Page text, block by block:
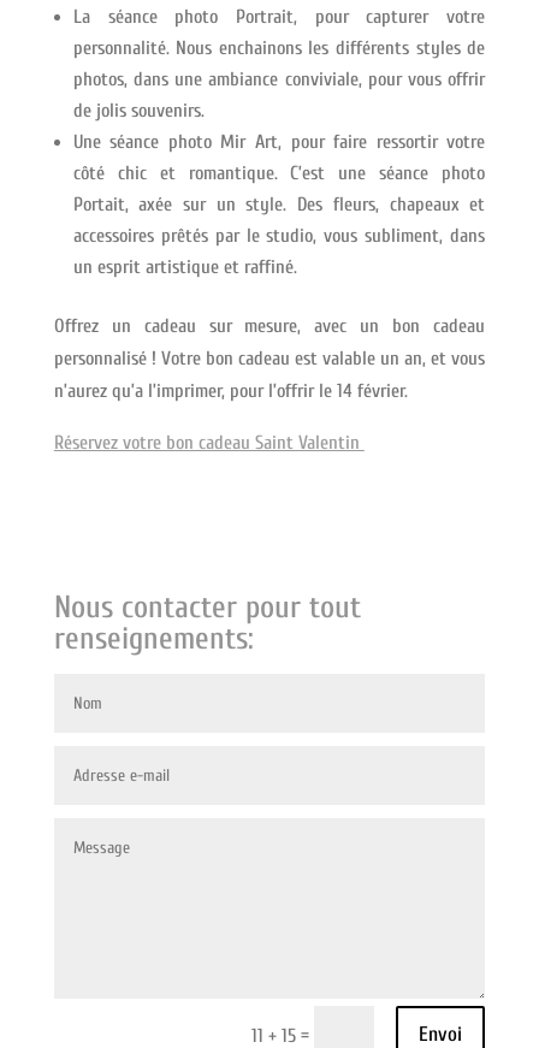
La séance photo Portrait, pour capturer votre
personnalité. Nous enchainons les différents styles de
photos, dans une ambiance conviviale, pour vous offrir
de jolis souvenirs.
Une séance photo Mir Art, pour faire ressortir votre
côté chic et romantique. C’est une séance photo
Portait, axée sur un style. Des fleurs, chapeaux et
accessoires prêtés par le studio, vous subliment, dans
un esprit artistique et raffiné.
Offrez un cadeau sur mesure, avec un bon cadeau
personnalisé ! Votre bon cadeau est valable un an, et vous
n’aurez qu’a l’imprimer, pour l’offrir le 14 février.
Réservez votre bon cadeau Saint Valentin
Nous contacter pour tout
renseignements:
11 + 15 = Envoi